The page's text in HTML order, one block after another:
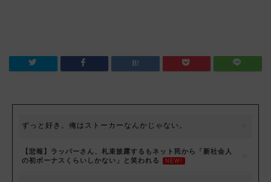
ずっと好き。俺はストーカーなんかじゃない。
【悲報】ラッパーさん、札束披露するもネット民から「新社会人
の初ボーナスくらいしかない」と笑われる
NEW!